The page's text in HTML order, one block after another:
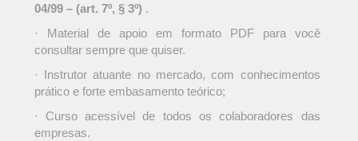
04/99 – (art. 7º, § 3º) .
· Material de apoio em formato PDF para você
consultar sempre que quiser.
· Instrutor atuante no mercado, com conhecimentos
prático e forte embasamento teórico;
· Curso acessível de todos os colaboradores das
empresas.